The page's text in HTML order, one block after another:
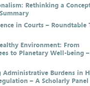
Rethinking a
in Courts – Roundtable
Environment: From
to Planetary Well-being
Administrative Burdens in
– A Scholarly